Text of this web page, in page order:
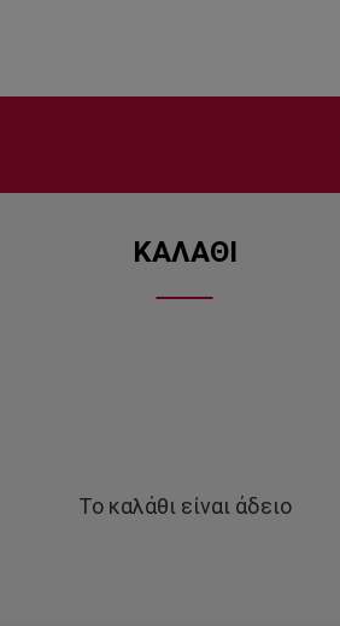
ΚΑΛΑΘΙ
Το καλάθι είναι άδειο